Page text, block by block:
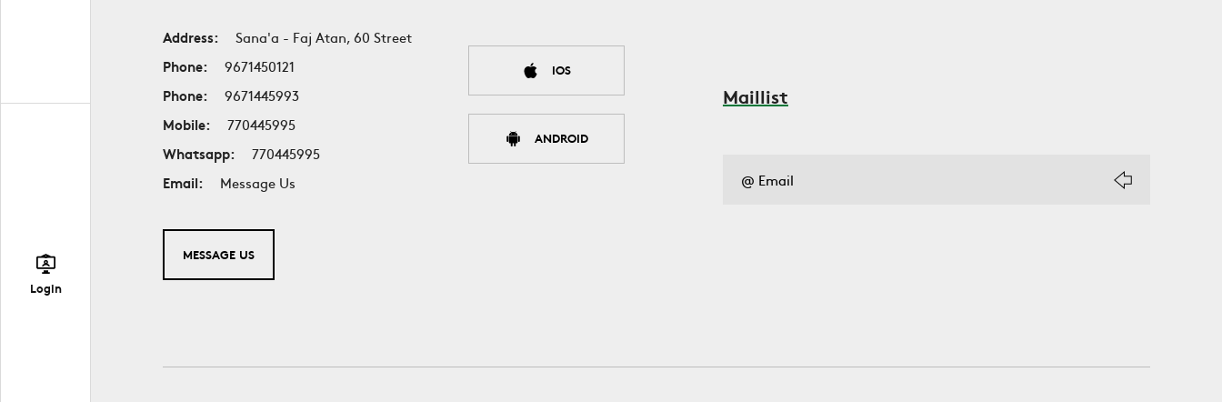
Login
Address:
Sana'a - Faj Atan, 60 Street
Phone:
9671450121
Phone:
9671445993
Mobile:
770445995
Whatsapp:
770445995
Email:
Message Us
MESSAGE US
IOS
ANDROID
Maillist